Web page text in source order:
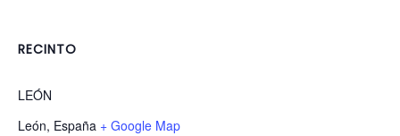
RECINTO
LEÓN
León, España + Google Map